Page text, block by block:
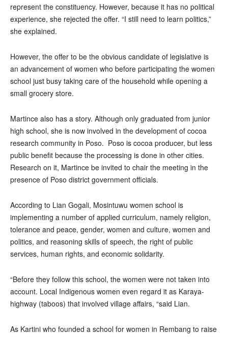
represent the constituency. However, because it has no political
experience, she rejected the offer. “I still need to learn politics,”
she explained.
However, the offer to be the obvious candidate of legislative is
an advancement of women who before participating the women
school just busy taking care of the household while opening a
small grocery store.
Martince also has a story. Although only graduated from junior
high school, she is now involved in the development of cocoa
research community in Poso. Poso is cocoa producer, but less
public benefit because the processing is done in other cities.
Research on it, Martince be invited to chair the meeting in the
presence of Poso district government officials.
According to Lian Gogali, Mosintuwu women school is
implementing a number of applied curriculum, namely religion,
tolerance and peace, gender, women and culture, women and
politics, and reasoning skills of speech, the right of public
services, human rights, and economic solidarity.
“Before they follow this school, the women were not taken into
account. Local Indigenous women even regard it as Karaya-
highway (taboos) that involved village affairs, “said Lian.
As Kartini who founded a school for women in Rembang to raise